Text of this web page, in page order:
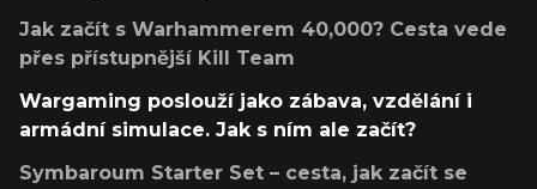
Jak začít s Warhammerem 40,000? Cesta vede
přes přístupnější Kill Team
Wargaming poslouží jako zábava, vzdělání i
armádní simulace. Jak s ním ale začít?
Symbaroum Starter Set – cesta, jak začít se